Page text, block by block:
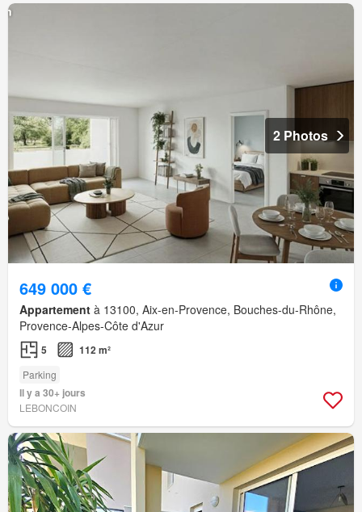
2 Photos
649 000 €
Appartement à 13100, Aix-en-Provence, Bouches-du-Rhône,
Provence-Alpes-Côte d'Azur
5 112 m²
Parking
Il y a 30+ jours
LEBONCOIN